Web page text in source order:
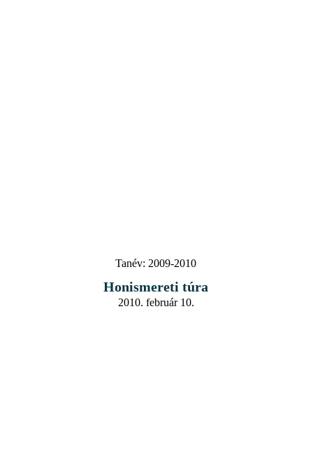
Tanév: 2009-2010
Honismereti túra
2010. február 10.